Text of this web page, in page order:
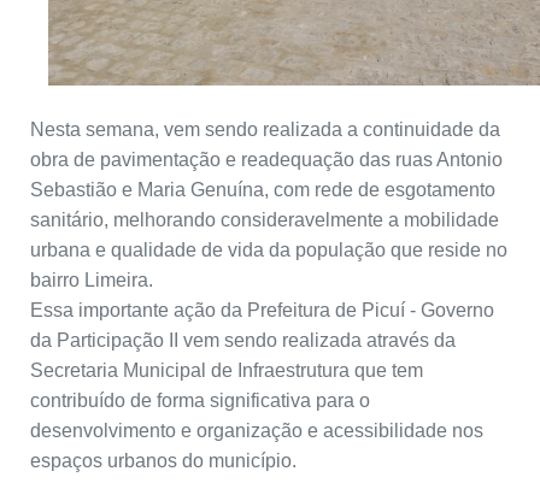
Nesta semana, vem sendo realizada a continuidade da
obra de pavimentação e readequação das ruas Antonio
Sebastião e Maria Genuína, com rede de esgotamento
sanitário, melhorando consideravelmente a mobilidade
urbana e qualidade de vida da população que reside no
bairro Limeira.
Essa importante ação da Prefeitura de Picuí - Governo
da Participação II vem sendo realizada através da
Secretaria Municipal de Infraestrutura que tem
contribuído de forma significativa para o
desenvolvimento e organização e acessibilidade nos
espaços urbanos do município.